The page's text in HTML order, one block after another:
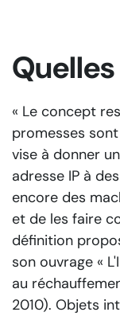
« Le concept
promesses
vise à donner
adresse IP à
encore des
et de les faire
définition
son ouvrage «
au
2010). Objets